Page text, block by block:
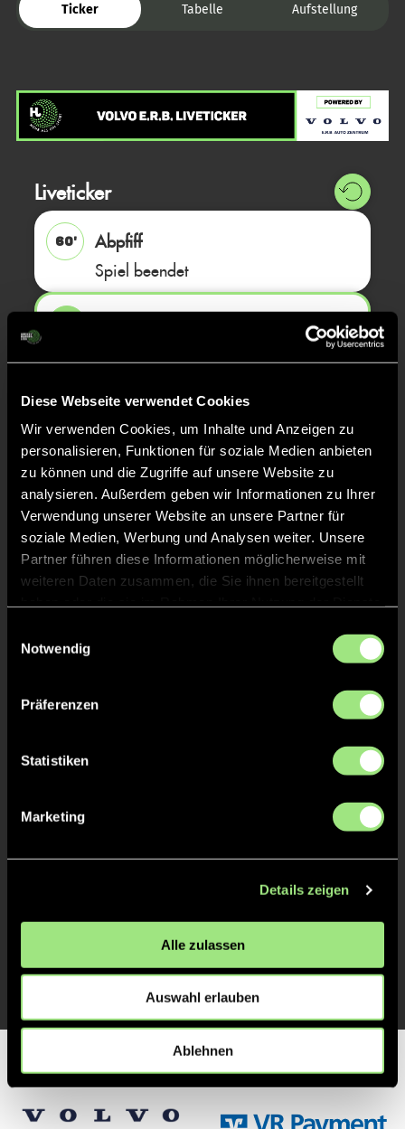
Diese Webseite verwendet Cookies
Wir verwenden Cookies, um Inhalte und Anzeigen zu
personalisieren, Funktionen für soziale Medien anbieten
zu können und die Zugriffe auf unsere Website zu
analysieren. Außerdem geben wir Informationen zu Ihrer
Verwendung unserer Website an unsere Partner für
soziale Medien, Werbung und Analysen weiter. Unsere
Partner führen diese Informationen möglicherweise mit
weiteren Daten zusammen, die Sie ihnen bereitgestellt
Notwendig
Präferenzen
Statistiken
Marketing
Details zeigen
Alle zulassen
Auswahl erlauben
Ablehnen
Ticker Tabelle Aufstellung
Liveticker
60'
Abpfiff
Spiel beendet
NickRoss
TOR 2:1, FELDTOR
16' TOR 1:1, FELDTOR
Caspar Seifert
Partner